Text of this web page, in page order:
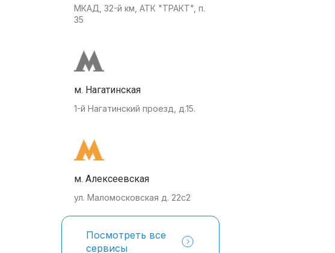
МКАД, 32-й км, АТК "ТРАКТ", п.
35
м. Нагатинская
1-й Нагатинский проезд, д.15.
м. Алексеевская
ул. Маломосковская д. 22с2
Посмотреть все
сервисы